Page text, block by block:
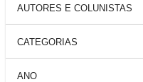
AUTORES E COLUNISTAS
CATEGORIAS
ANO